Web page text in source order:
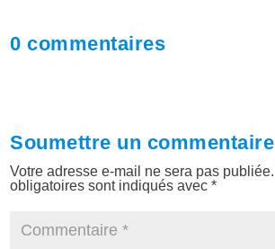
0 commentaires
Soumettre un commentaire
Votre adresse e-mail ne sera pas publiée.
obligatoires sont indiqués avec*